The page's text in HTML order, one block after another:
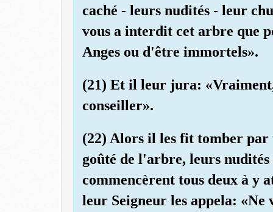
caché - leurs nudités - leur
vous a interdit cet arbre que
Anges ou d'être immortels».
(21) Et il leur jura:
conseiller».
(22) Alors il les fit tomber
goûté de l'arbre, leurs
commencèrent tous deux à y
leur Seigneur les appela: